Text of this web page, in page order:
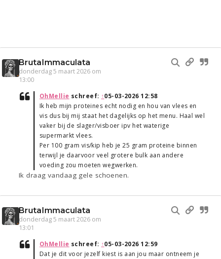
BrutaImmaculata
donderdag 5 maart 2026 om
13:00
OhMellie schreef: ↑05-03-2026 12:58
Ik heb mijn proteines echt nodig en hou van vlees en
vis dus bij mij staat het dagelijks op het menu. Haal wel
vaker bij de slager/visboer ipv het waterige
supermarkt vlees.
Per 100 gram vis/kip heb je 25 gram proteine binnen
terwijl je daarvoor veel grotere bulk aan andere
voeding zou moeten wegwerken.
Ik draag vandaag gele schoenen.
BrutaImmaculata
donderdag 5 maart 2026 om
13:01
OhMellie schreef: ↑05-03-2026 12:59
Dat je dit voor jezelf kiest is aan jou maar ontneem je